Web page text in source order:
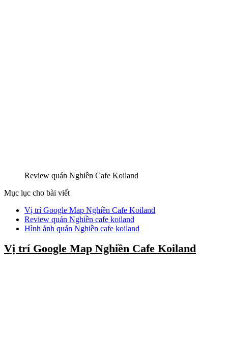
Review quán Nghiền Cafe Koiland
Mục lục cho bài viết
Vị trí Google Map Nghiền Cafe Koiland
Review quán Nghiền cafe koiland
Hình ảnh quán Nghiền cafe koiland
Vị trí Google Map Nghiền Cafe Koiland